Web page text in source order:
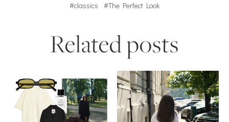
#classics #The Perfect Look
Related posts